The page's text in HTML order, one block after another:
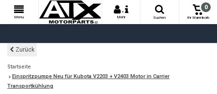
Menu
+
Mehr
Suchen
0
Ihr Warenkorb
Zurück
Startseite
Einspritzpumpe Neu für Kubota V2203 + V2403 Motor in Carrier
Transportkühlung